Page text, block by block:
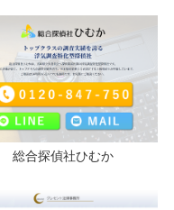
総合探偵社ひむか